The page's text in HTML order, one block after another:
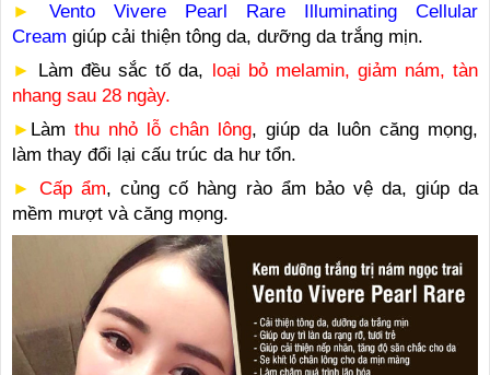
►
Vento Vivere Pearl Rare Illuminating Cellular
Cream giúp cải thiện tông da, dưỡng da trắng mịn.
►
Làm đều sắc tố da, loại bỏ melamin, giảm nám, tàn
nhang sau 28 ngày.
► Làm thu nhỏ lỗ chân lông, giúp da luôn căng mọng,
làm thay đổi lại cấu trúc da hư tổn.
►
Cấp ẩm, củng cố hàng rào ẩm bảo vệ da, giúp da
mềm mượt và căng mọng.